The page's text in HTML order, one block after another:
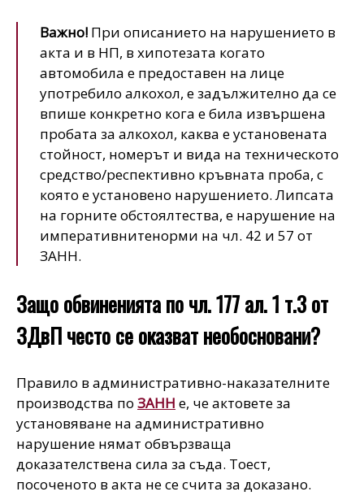
Важно! При описанието на нарушението в
акта и в НП, в хипотезата когато
автомобила е предоставен на лице
употребило алкохол, е задължително да се
впише конкретно кога е била извършена
пробата за алкохол, каква е установената
стойност, номерът и вида на техническото
средство/респективно кръвната проба, с
която е установено нарушението. Липсата
на горните обстоялтества, е нарушение на
императивнитенорми на чл. 42 и 57 от
ЗАНН.
Защо обвиненията по чл. 177 ал. 1 т.3 от
ЗДвП често се оказват необосновани?
Правило в административно-наказателните
производства по ЗАНН е, че актовете за
установяване на административно
нарушение нямат обвързваща
доказателствена сила за съда. Тоест,
посоченото в акта не се счита за доказано.